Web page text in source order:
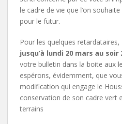
le cadre de vie que l’on
pour le futur.
Pour les quelques retardataires,
jusqu’à lundi 20 mars au soir
votre bulletin dans la boite aux
espérons, évidemment, que
modification qui engage le
conservation de son cadre vert
terrains